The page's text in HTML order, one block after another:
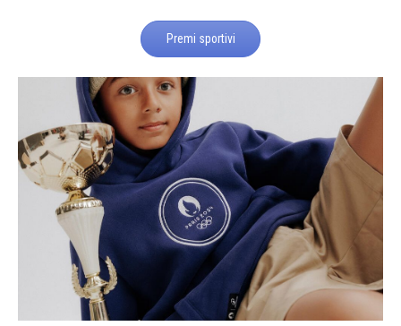
Premi sportivi